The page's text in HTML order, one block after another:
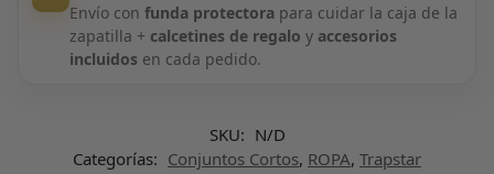
Envío con funda protectorapara cuidar la caja de la
zapatilla + calcetines de regalo y accesorios
incluidos en cada pedido.
SKU: N/D
Categorías: Conjuntos Cortos, ROPA, Trapstar